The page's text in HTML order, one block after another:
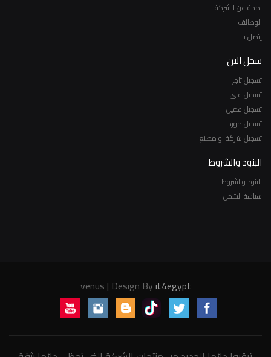
لمحة عن الشركة
الوظائف
إتصل بنا
سجل الان
تسجيل تاجر
تسجيل فني
تسجيل عميل
تسجيل مورد
تسجيل شركة او مصنع
البنود والشروط
البنود والشروط
سياسة الشحن
venus | Design Byit4egypt